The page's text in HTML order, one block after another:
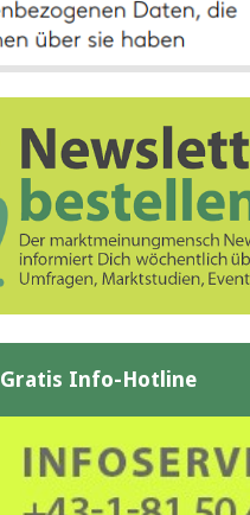
Gratis Info-Hotline